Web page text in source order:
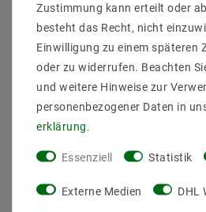
Barrierefreiheitserklärung
Vertrag widerrufen
SICHER BEZAHLEN
Zustimmung kann erteilt oder
besteht das Recht, nicht
Einwilligung zu einem späteren
oder zu widerrufen. Beachten
und weitere Hinweise zur
personenbezogener Daten in
erklärung.
Essenziell Statistik
Externe Medien DHL